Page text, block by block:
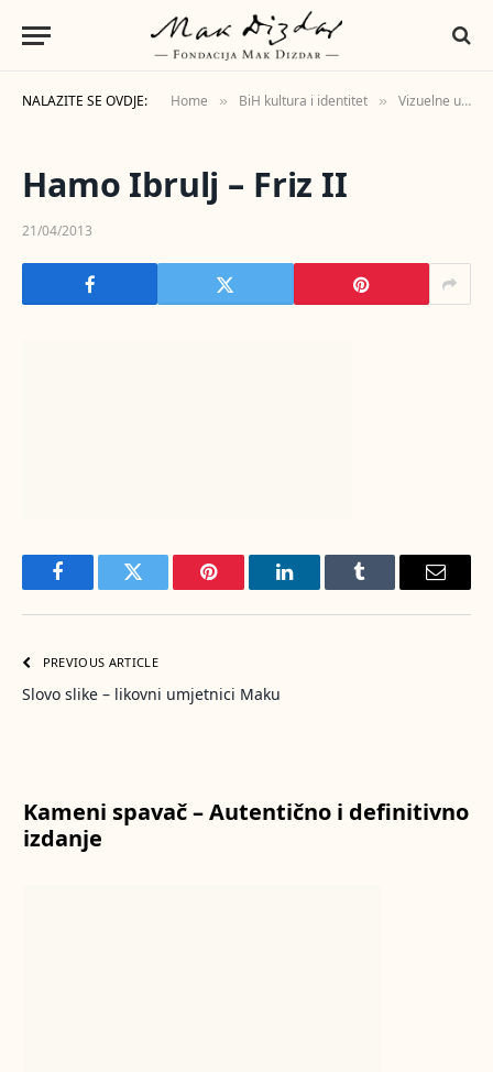
NALAZITE SE OVDJE: Home » BiH kultura i identitet » Vizuelne umjetnosti
Hamo Ibrulj – Friz II
21/04/2013
FacebookTwitter Pinterest LinkedInTumblr Email
PREVIOUS ARTICLE
Slovo slike – likovni umjetnici Maku
Kameni spavač – Autentično i definitivno
izdanje